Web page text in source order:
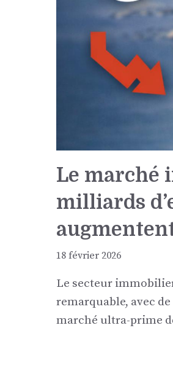
Le marché
milliards
18 février 2026
Le secteur
remarquable, avec
marché ultra-prime